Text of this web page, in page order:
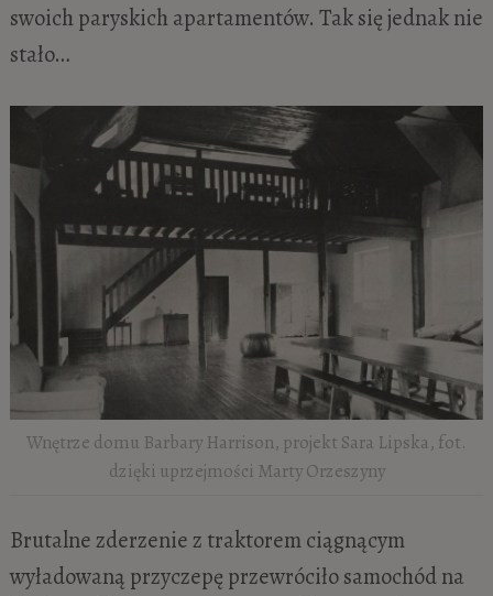
swoich paryskich apartamentów. Tak się jednak nie
stało…
Wnętrze domu Barbary Harrison, projekt Sara Lipska, fot.
dzięki uprzejmości Marty Orzeszyny
Brutalne zderzenie z traktorem ciągnącym
wyładowaną przyczepę przewróciło samochód na